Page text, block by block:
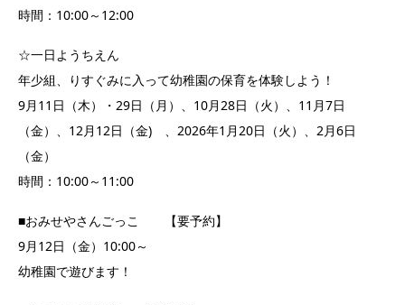
時間：10:00～12:00
☆一日ようちえん
年少組、りすぐみに入って幼稚園の保育を体験しよう！
9月11日（木）・29日（月）、10月28日（火）、11月7日
（金）、12月12日（金) 、2026年1月20日（火）、2月6日
（金）
時間：10:00～11:00
■おみせやさんごっこ 【要予約】
9月12日（金）10:00～
幼稚園で遊びます！